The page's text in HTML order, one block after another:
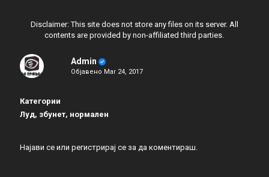
Disclaimer: This site does not store any files on its server. All
contents are provided by non-affiliated third parties.
Admin
Објавено Mar 24, 2017
Категории
Луд, збунет, нормален
Најави се или регистрирај се за да коментираш.